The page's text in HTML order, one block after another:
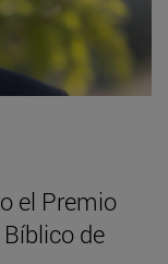
el Premio
de